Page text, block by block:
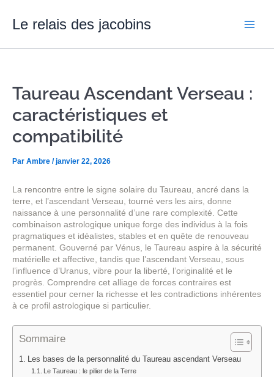
contenuLe relais des jacobins
Taureau Ascendant Verseau :
caractéristiques et
compatibilité
Par Ambre /janvier 22, 2026
La rencontre entre le signe solaire du Taureau, ancré dans la
terre, et l’ascendant Verseau, tourné vers les airs, donne
naissance à une personnalité d’une rare complexité. Cette
combinaison astrologique unique forge des individus à la fois
pragmatiques et idéalistes, stables et en quête de renouveau
permanent. Gouverné par Vénus, le Taureau aspire à la sécurité
matérielle et affective, tandis que l’ascendant Verseau, sous
l’influence d’Uranus, vibre pour la liberté, l’originalité et le
progrès. Comprendre cet alliage de forces contraires est
essentiel pour cerner la richesse et les contradictions inhérentes
à ce profil astrologique si particulier.
Sommaire
Les bases de la personnalité du Taureau ascendant Verseau
Le Taureau : le pilier de la Terre